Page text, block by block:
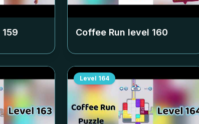
159 Coffee Run level 160
Level 164